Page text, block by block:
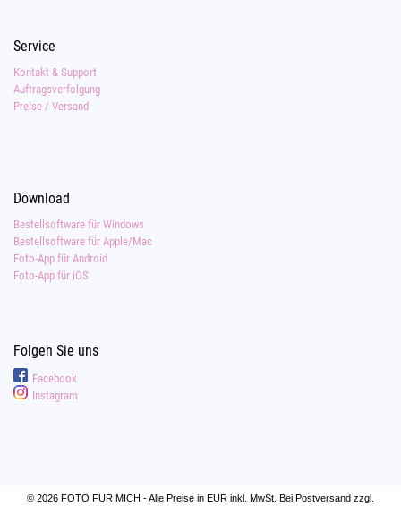
Service
Kontakt & Support
Auftragsverfolgung
Preise / Versand
Download
Bestellsoftware für Windows
Bestellsoftware für Apple/Mac
Foto-App für Android
Foto-App für iOS
Folgen Sie uns
Facebook
Instagram
© 2026 FOTO FÜR MICH - Alle Preise in EUR inkl. MwSt. Bei Postversand zzgl.